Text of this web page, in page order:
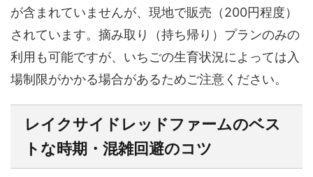
が含まれていませんが、現地で販売（200円程度）
されています。摘み取り（持ち帰り）プランのみの
利用も可能ですが、いちごの生育状況によっては入
場制限がかかる場合があるためご注意ください。
レイクサイドレッドファームのベス
トな時期・混雑回避のコツ